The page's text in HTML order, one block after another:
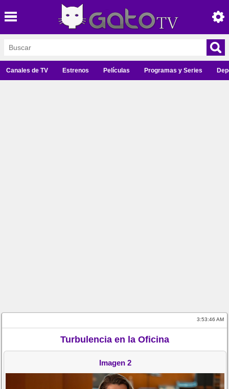
Canales de TV Estrenos Películas Programas y Series
3:53:46 AM
Turbulencia en la Oficina
Imagen 2